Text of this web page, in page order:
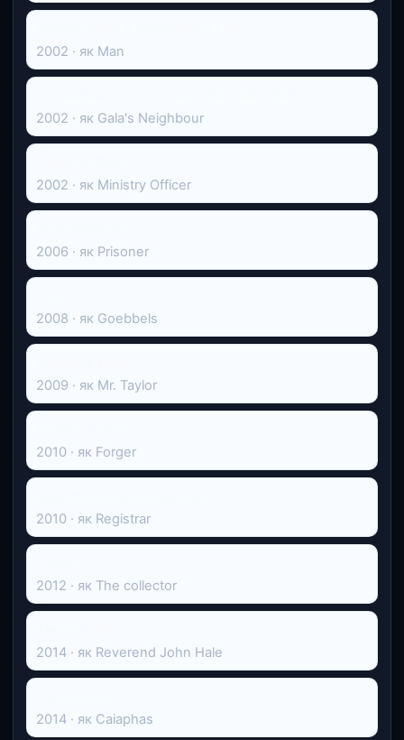
2002 · як Man
2002 · як Gala's Neighbour
2002 · як Ministry Officer
2006 · як Prisoner
2008 · як Goebbels
2009 · як Mr. Taylor
2010 · як Forger
2010 · як Registrar
2012 · як The collector
2014 · як Reverend John Hale
2014 · як Caiaphas